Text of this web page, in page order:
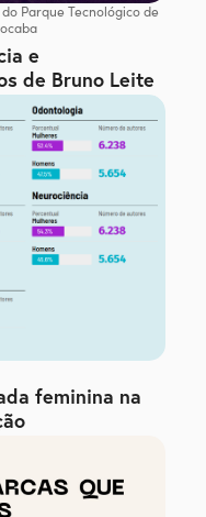
Parque Tecnológico de
e
de Bruno Leite
feminina na